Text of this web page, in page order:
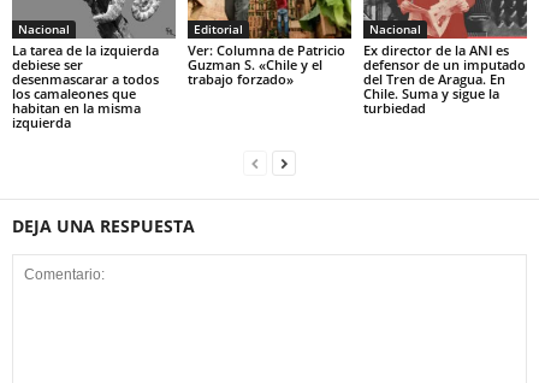
Nacional
La tarea de la izquierda
debiese ser
desenmascarar a todos
los camaleones que
habitan en la misma
izquierda
Editorial
Ver: Columna de Patricio
Guzman S. «Chile y el
trabajo forzado»
Nacional
Ex director de la ANI es
defensor de un imputado
del Tren de Aragua. En
Chile. Suma y sigue la
turbiedad
DEJA UNA RESPUESTA